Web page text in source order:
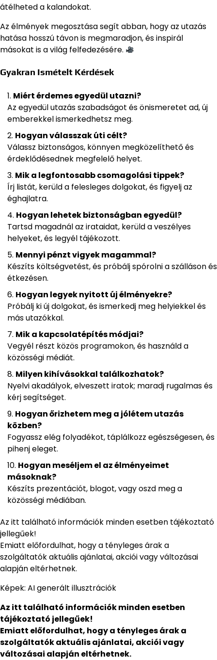
átélheted a kalandokat.
Az élmények megosztása segít abban, hogy az utazás
hatása hosszú távon is megmaradjon, és inspirál
másokat is a világ felfedezésére.
Gyakran Ismételt Kérdések
Miért érdemes egyedül utazni?
Az egyedül utazás szabadságot és önismeretet ad, új
emberekkel ismerkedhetsz meg.
Hogyan válasszak úti célt?
Válassz biztonságos, könnyen megközelíthető és
érdeklődésednek megfelelő helyet.
Mik a legfontosabb csomagolási tippek?
Írj listát, kerüld a felesleges dolgokat, és figyelj az
éghajlatra.
Hogyan lehetek biztonságban egyedül?
Tartsd magadnál az irataidat, kerüld a veszélyes
helyeket, és legyél tájékozott.
Mennyi pénzt vigyek magammal?
Készíts költségvetést, és próbálj spórolni a szálláson és
étkezésen.
Hogyan legyek nyitott új élményekre?
Próbálj ki új dolgokat, és ismerkedj meg helyiekkel és
más utazókkal.
Mik a kapcsolatépítés módjai?
Vegyél részt közös programokon, és használd a
közösségi médiát.
Milyen kihívásokkal találkozhatok?
Nyelvi akadályok, elveszett iratok; maradj rugalmas és
kérj segítséget.
Hogyan őrizhetem meg a jólétem utazás
közben?
Fogyassz elég folyadékot, táplálkozz egészségesen, és
pihenj eleget.
Hogyan meséljem el az élményeimet
másoknak?
Készíts prezentációt, blogot, vagy oszd meg a
közösségi médiában.
Az itt található információk minden esetben tájékoztató
jellegűek!
Emiatt előfordulhat, hogy a tényleges árak a
szolgáltatók aktuális ajánlatai, akciói vagy változásai
alapján eltérhetnek.
Képek: AI generált illusztrációk
Az itt található információk minden esetben
tájékoztató jellegűek!
Emiatt előfordulhat, hogy a tényleges árak a
szolgáltatók aktuális ajánlatai, akciói vagy
változásai alapján eltérhetnek.